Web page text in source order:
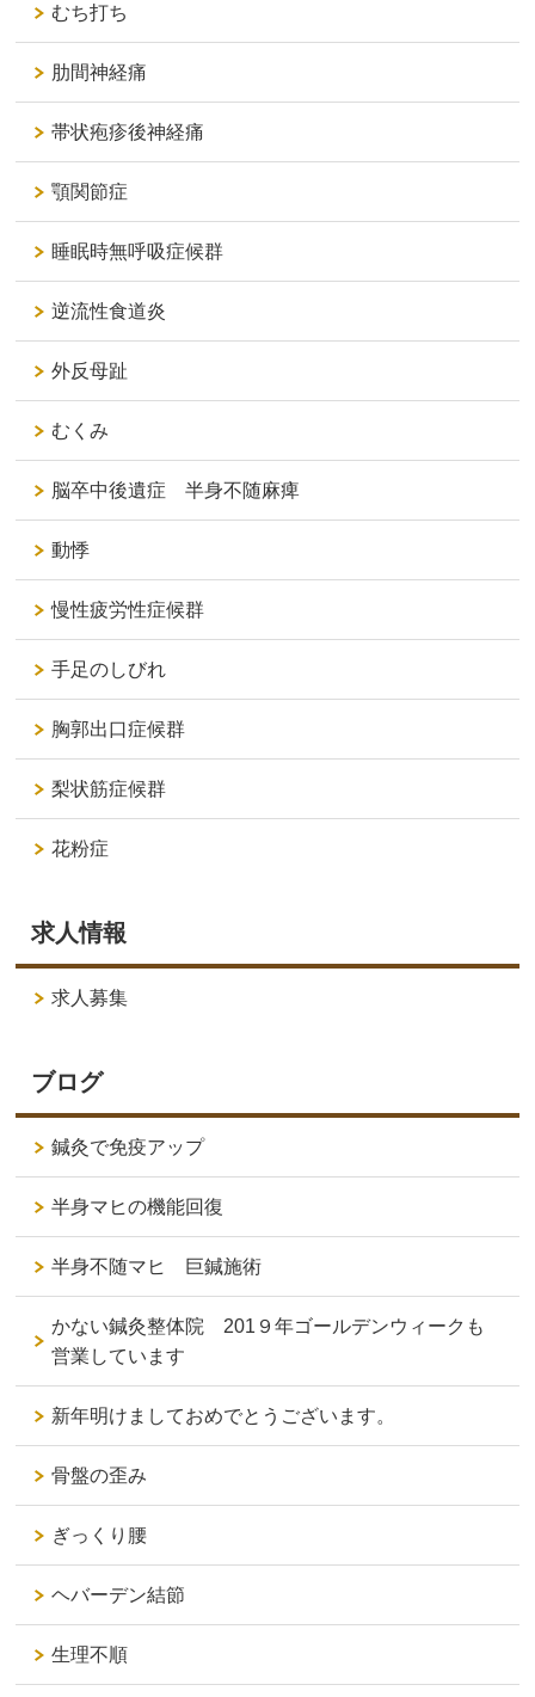
むち打ち
肋間神経痛
帯状疱疹後神経痛
顎関節症
睡眠時無呼吸症候群
逆流性食道炎
外反母趾
むくみ
脳卒中後遺症 半身不随麻痺
動悸
慢性疲労性症候群
手足のしびれ
胸郭出口症候群
梨状筋症候群
花粉症
求人情報
求人募集
ブログ
鍼灸で免疫アップ
半身マヒの機能回復
半身不随マヒ 巨鍼施術
かない鍼灸整体院 201９年ゴールデンウィークも
営業しています
新年明けましておめでとうございます。
骨盤の歪み
ぎっくり腰
ヘバーデン結節
生理不順